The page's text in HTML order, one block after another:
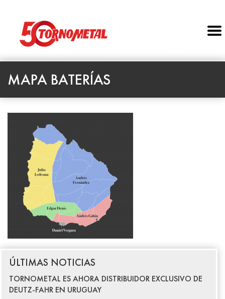
MAPA BATERÍAS
ÚLTIMAS NOTICIAS
TORNOMETAL ES AHORA DISTRIBUIDOR EXCLUSIVO DE
DEUTZ-FAHR EN URUGUAY